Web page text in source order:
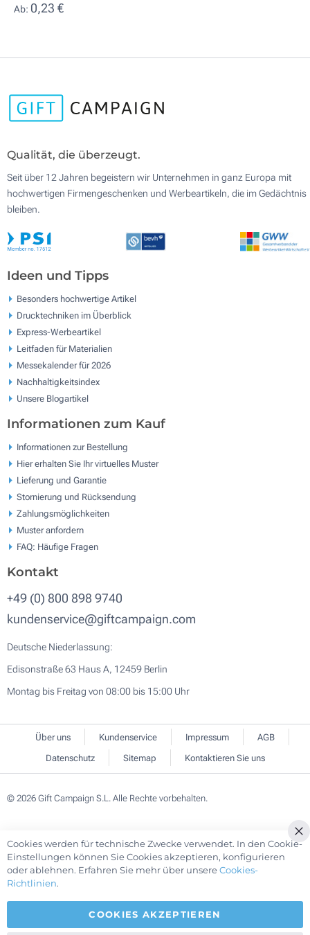
Ab: 0,23 €
Qualität, die überzeugt.
Seit über 12 Jahren begeistern wir Unternehmen in ganz Europa mit
hochwertigen Firmengeschenken und Werbeartikeln, die im Gedächtnis
bleiben.
Ideen und Tipps
Besonders hochwertige Artikel
Drucktechniken im Überblick
Express-Werbeartikel
Leitfaden für Materialien
Messekalender für 2026
Nachhaltigkeitsindex
Unsere Blogartikel
Informationen zum Kauf
Informationen zur Bestellung
Hier erhalten Sie Ihr virtuelles Muster
Lieferung und Garantie
Stornierung und Rücksendung
Zahlungsmöglichkeiten
Muster anfordern
FAQ: Häufige Fragen
Kontakt
+49 (0) 800 898 9740
kundenservice@giftcampaign.com
Deutsche Niederlassung:
Edisonstraße 63 Haus A, 12459 Berlin
Montag bis Freitag von 08:00 bis 15:00 Uhr
Über uns Kundenservice Impressum
AGB
Datenschutz
Sitemap Kontaktieren Sie uns
© 2026 Gift Campaign S.L. Alle Rechte vorbehalten.
Cookies werden für technische Zwecke verwendet. In den Cookie-
Einstellungen können Sie Cookies akzeptieren, konfigurieren
oder ablehnen. Erfahren Sie mehr über unsereCookies-
Richtlinien.
COOKIES AKZEPTIEREN